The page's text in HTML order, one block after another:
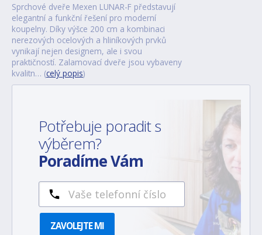
Sprchové dveře Mexen LUNAR-F představují
elegantní a funkční řešení pro moderní
koupelny. Díky výšce 200 cm a kombinaci
nerezových ocelových a hliníkových prvků
vynikají nejen designem, ale i svou
praktičností. Zalamovací dveře jsou vybaveny
kvalitn… (celý popis)
Potřebuje poradit s
výběrem?
Poradíme Vám
ZAVOLEJTE MI